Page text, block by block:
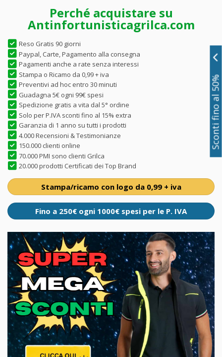
Perché acquistare su
Antinfortunisticagrilca.com
Reso Gratis 90 giorni
Paypal, Carte, Pagamento alla consegna
Pagamenti anche a rate senza interessi
Stampa o Ricamo da 0,99 + iva
Preventivi ad hoc entro 30 minuti
Guadagna 5€ ogni 99€ spesi
Spedizione gratis a vita dal 5° ordine
Solo per P.IVA sconti fino al 15% extra
Garanzia di 1 anno su tutti i prodotti
4.000 Recensioni & Testimonianze
150.000 clienti online
70.000 PMI sono clienti Grilca
20.000 prodotti Certificati dei Top Brand
Stampa/ricamo con logo da 0,99 + iva
Fino a 250€ ogni 1000€ spesi per le P. IVA
Sconti fino al 50%